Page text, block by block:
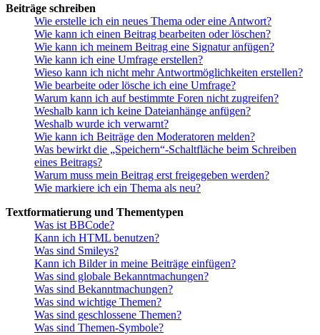
Beiträge schreiben
Wie erstelle ich ein neues Thema oder eine Antwort?
Wie kann ich einen Beitrag bearbeiten oder löschen?
Wie kann ich meinem Beitrag eine Signatur anfügen?
Wie kann ich eine Umfrage erstellen?
Wieso kann ich nicht mehr Antwortmöglichkeiten erstellen?
Wie bearbeite oder lösche ich eine Umfrage?
Warum kann ich auf bestimmte Foren nicht zugreifen?
Weshalb kann ich keine Dateianhänge anfügen?
Weshalb wurde ich verwarnt?
Wie kann ich Beiträge den Moderatoren melden?
Was bewirkt die „Speichern“-Schaltfläche beim Schreiben
eines Beitrags?
Warum muss mein Beitrag erst freigegeben werden?
Wie markiere ich ein Thema als neu?
Textformatierung und Thementypen
Was ist BBCode?
Kann ich HTML benutzen?
Was sind Smileys?
Kann ich Bilder in meine Beiträge einfügen?
Was sind globale Bekanntmachungen?
Was sind Bekanntmachungen?
Was sind wichtige Themen?
Was sind geschlossene Themen?
Was sind Themen-Symbole?